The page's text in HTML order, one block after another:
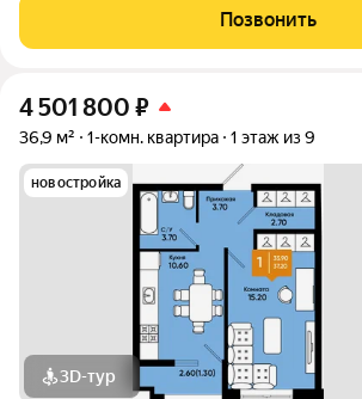
продуктовый рынок, остановка
Этажность домов: 9 этажей Срок сдачи
Позвонить
4 501 800 ₽
36,9 м² 1-комн. квартира 1 этаж из 9
новостройка
3D-тур